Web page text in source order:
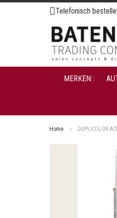
Ga
naar
de
inhoud
Telefonisch
MERKEN
Home DUPLICOLOR